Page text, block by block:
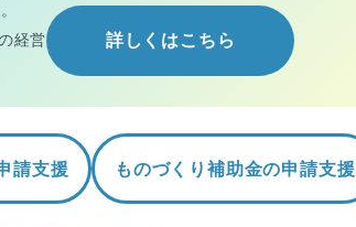
経営
詳しくはこちら
請支援 ものづくり補助金の申請支援